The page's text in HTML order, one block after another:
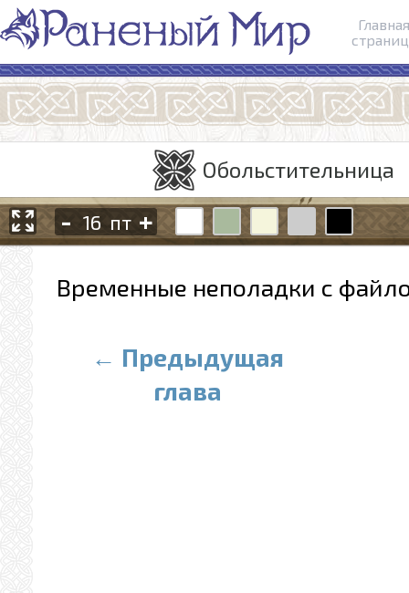
Главная
Обольстительница
Временные неполадки с
← Предыдущая
глава
- пт +